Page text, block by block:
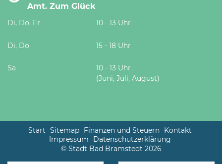
Amt. Zum Glück
Di, Do, Fr 10 - 13 Uhr
Di, Do 15 - 18 Uhr
Sa
10 - 13 Uhr
(Juni, Juli, August)
Start Sitemap Finanzen und Steuern Kontakt
Impressum
Datenschutzerklärung
© Stadt Bad Bramstedt 2026